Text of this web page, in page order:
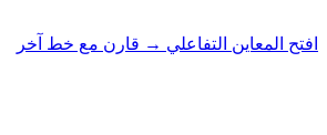
المعاين التفاعلي →قارن مع خط آخر